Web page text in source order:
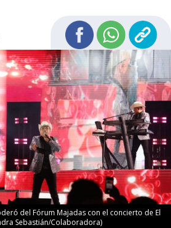
del Fórum Majadas con el concierto de El
Sebastián/Colaboradora)